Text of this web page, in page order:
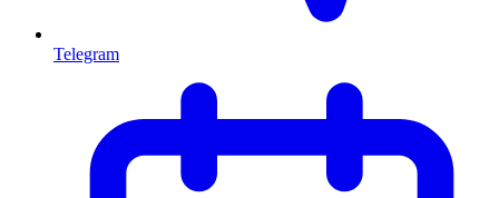
Telegram